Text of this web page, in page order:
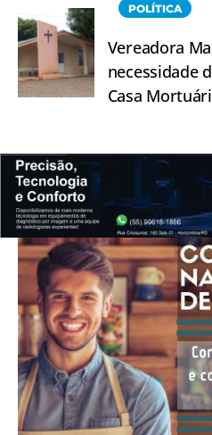
POLÍTICA
Vereadora
necessidade
Casa